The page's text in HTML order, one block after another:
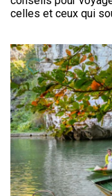
celles et ceux qui